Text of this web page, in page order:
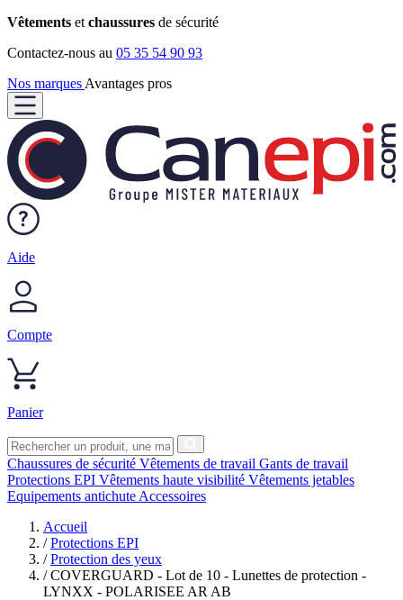
Vêtements et chaussures de sécurité
Contactez-nous au 05 35 54 90 93
Nos marques Avantages pros
Aide
Compte
Panier
Chaussures de sécurité Vêtements de travail Gants de travail
Protections EPI Vêtements haute visibilité Vêtements jetables
Equipements antichute Accessoires
Accueil
/ Protections EPI
/ Protection des yeux
/ COVERGUARD - Lot de 10 - Lunettes de protection -
LYNXX - POLARISEE AR AB